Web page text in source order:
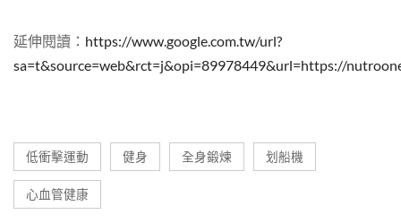
延伸閱讀： https://www.google.com.tw/url?
sa=t&source=web&rct=j&opi=89978449&url=https://
低衝擊運動 健身 全身鍛煉 划船機
心血管健康